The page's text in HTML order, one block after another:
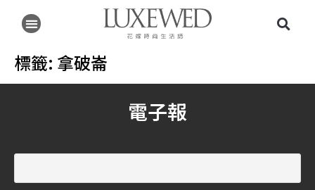
標籤: 拿破崙
電子報